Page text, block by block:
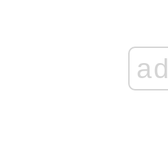
ad